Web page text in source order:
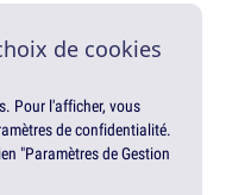
de cookies
Pour l'afficher, vous
de confidentialité.
"Paramètres de Gestion